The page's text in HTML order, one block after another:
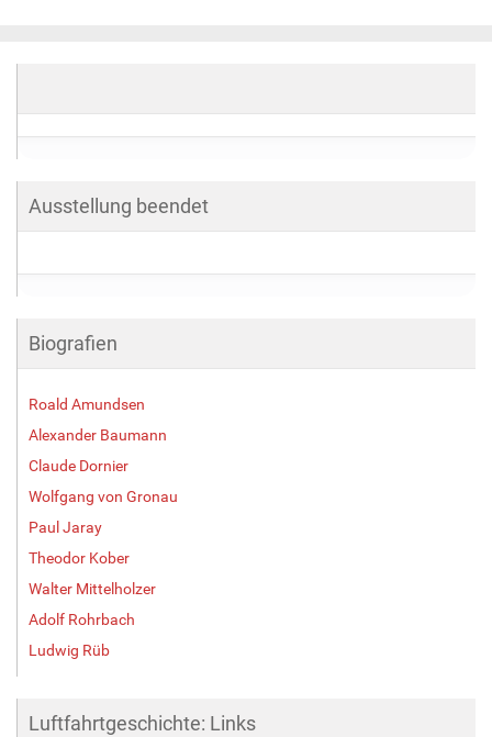
Ausstellung beendet
Biografien
Roald Amundsen
Alexander Baumann
Claude Dornier
Wolfgang von Gronau
Paul Jaray
Theodor Kober
Walter Mittelholzer
Adolf Rohrbach
Ludwig Rüb
Luftfahrtgeschichte: Links